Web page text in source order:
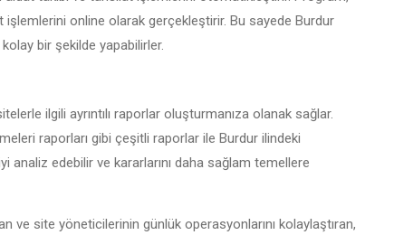
online olarak gerçekleştirir. Bu sayede Burdur
bir şekilde yapabilirler.
ilgili ayrıntılı raporlar oluşturmanıza olanak sağlar.
raporları gibi çeşitli raporlar ile Burdur ilindeki
edebilir ve kararlarını daha sağlam temellere
ve site yöneticilerinin günlük operasyonlarını kolaylaştıran,